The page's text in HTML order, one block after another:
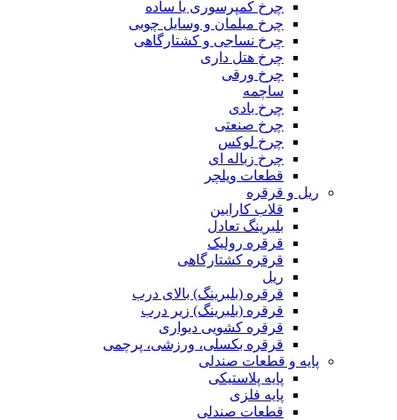
چرخ کمپرسوری یا ساده
چرخ مبلمان و وسایل چوبی
چرخ نساجی و کشتارگاهی
چرخ هتل داری
چرخ ورقی
ساچمه
چرخ بادی
چرخ صنعتی
چرخ لوکس
چرخ زباله ای
قطعات ویلچر
ریل و قرقره
قلاب کارابین
بلبرینگ تعادل
قرقره رولیک
قرقره کشتارگاهی
ریل
قرقره (بلبرینگ) بالای درب
قرقره (بلبرینگ) زیر درب
قرقره کشویی دیواری
قرقره بکسلی، ورزشی، پرچمی
پایه و قطعات صندلی
پایه پلاستیکی
پایه فلزی
قطعات صندلی